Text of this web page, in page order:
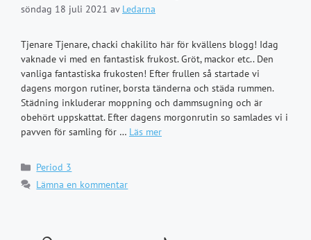
söndag 18 juli 2021 av Ledarna
Tjenare Tjenare, chacki chakilito här för kvällens blogg! Idag
vaknade vi med en fantastisk frukost. Gröt, mackor etc.. Den
vanliga fantastiska frukosten! Efter frullen så startade vi
dagens morgon rutiner, borsta tänderna och städa rummen.
Städning inkluderar moppning och dammsugning och är
obehört uppskattat. Efter dagens morgonrutin so samlades vi i
pavven för samling för … Läs mer
Kategorier
Period 3
Lämna en kommentar